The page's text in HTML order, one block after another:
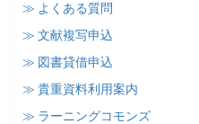
≫ よくある質問
≫ 文献複写申込
≫ 図書貸借申込
≫ 貴重資料利用案内
≫ ラーニングコモンズ